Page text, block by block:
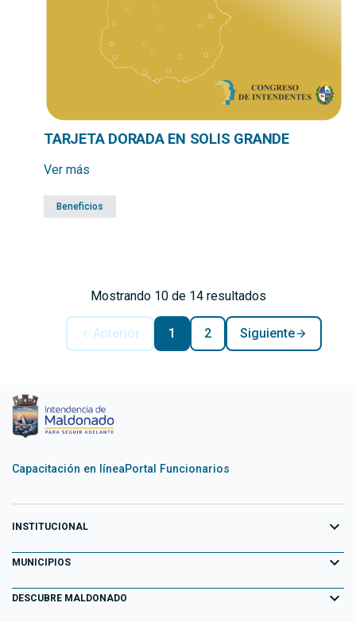
TARJETA DORADA EN SOLIS GRANDE
Ver más
Beneficios
Mostrando 10 de 14 resultados
Anterior 1 2 Siguiente
Capacitación en líneaPortal Funcionarios
INSTITUCIONAL expand_more
Equipo de Gobierno
Primeros 100 días
MUNICIPIOS expand_more
Aiguá
DESCUBRE MALDONADO expand_more